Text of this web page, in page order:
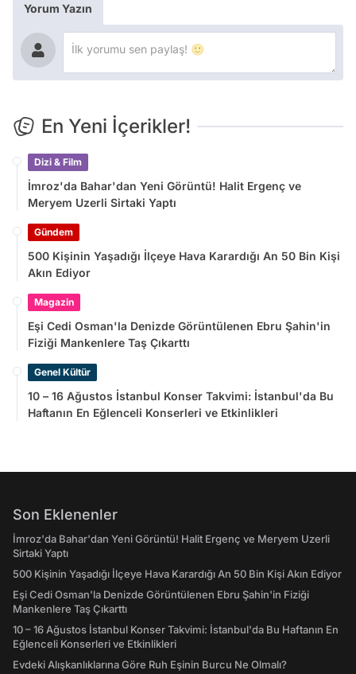
Yorum Yazın
En Yeni İçerikler!
Dizi & Film
İmroz'da Bahar'dan Yeni Görüntü! Halit Ergenç ve
Meryem Uzerli Sirtaki Yaptı
Gündem
500 Kişinin Yaşadığı İlçeye Hava Karardığı An 50 Bin Kişi
Akın Ediyor
Magazin
Eşi Cedi Osman'la Denizde Görüntülenen Ebru Şahin'in
Fiziği Mankenlere Taş Çıkarttı
Genel Kültür
10 – 16 Ağustos İstanbul Konser Takvimi: İstanbul'da Bu
Haftanın En Eğlenceli Konserleri ve Etkinlikleri
Son Eklenenler
İmroz'da Bahar'dan Yeni Görüntü! Halit Ergenç ve Meryem Uzerli
Sirtaki Yaptı
500 Kişinin Yaşadığı İlçeye Hava Karardığı An 50 Bin Kişi Akın Ediyor
Eşi Cedi Osman'la Denizde Görüntülenen Ebru Şahin'in Fiziği
Mankenlere Taş Çıkarttı
10 – 16 Ağustos İstanbul Konser Takvimi: İstanbul'da Bu Haftanın En
Eğlenceli Konserleri ve Etkinlikleri
Evdeki Alışkanlıklarına Göre Ruh Eşinin Burcu Ne Olmalı?